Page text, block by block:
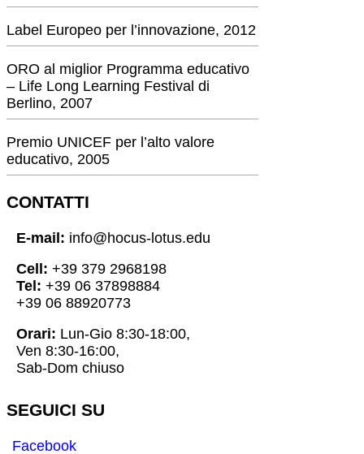
Label Europeo per l’innovazione, 2012
ORO al miglior Programma educativo
– Life Long Learning Festival di
Berlino, 2007
Premio UNICEF per l’alto valore
educativo, 2005
CONTATTI
E-mail: info@hocus-lotus.edu
Cell: +39 379 2968198
Tel: +39 06 37898884
+39 06 88920773
Orari: Lun-Gio 8:30-18:00,
Ven 8:30-16:00,
Sab-Dom chiuso
SEGUICI SU
Facebook